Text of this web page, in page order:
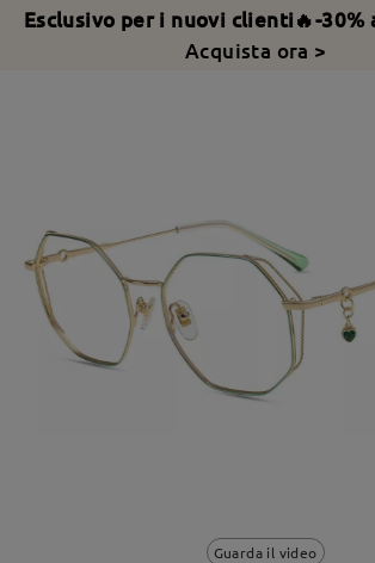
Esclusivo per i nuovi clienti🔥-30%
Acquista ora >
Guarda il video